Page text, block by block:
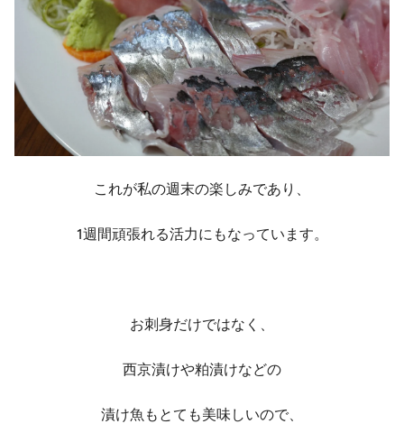
これが私の週末の楽しみであり、
1週間頑張れる活力にもなっています。
お刺身だけではなく、
西京漬けや粕漬けなどの
漬け魚もとても美味しいので、